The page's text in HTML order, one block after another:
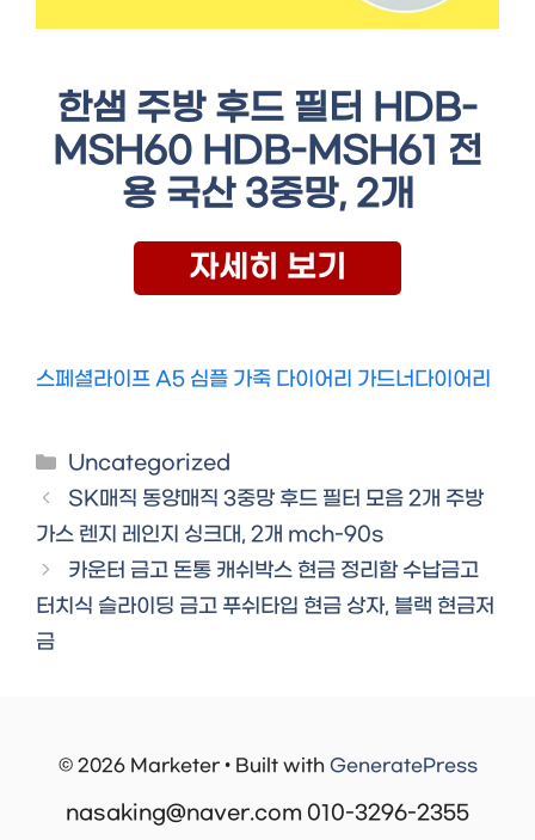
한샘 주방 후드 필터 HDB-
MSH60 HDB-MSH61 전
용 국산 3중망, 2개
자세히 보기
스페셜라이프 A5 심플 가죽 다이어리 가드너다이어리
Categories
Uncategorized
SK매직 동양매직 3중망 후드 필터 모음 2개 주방
가스 렌지 레인지 싱크대, 2개 mch-90s
카운터 금고 돈통 캐쉬박스 현금 정리함 수납금고
터치식 슬라이딩 금고 푸쉬타입 현금 상자, 블랙 현금저
금
© 2026 Marketer • Built with GeneratePress
nasaking@naver.com 010-3296-2355